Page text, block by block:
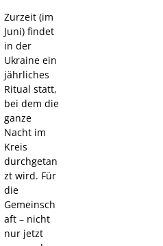
Zurzeit (im
Juni) findet
in der
Ukraine ein
jährliches
Ritual statt,
bei dem die
ganze
Nacht im
Kreis
durchgetan
zt wird. Für
die
Gemeinsch
aft – nicht
nur jetzt